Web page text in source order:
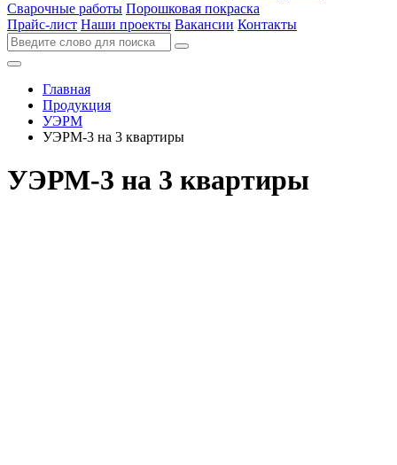
Сварочные работы Порошковая покраска
Прайс-лист Наши проекты Вакансии Контакты
Главная
Продукция
УЭРМ
УЭРМ-3 на 3 квартиры
УЭРМ-3 на 3 квартиры